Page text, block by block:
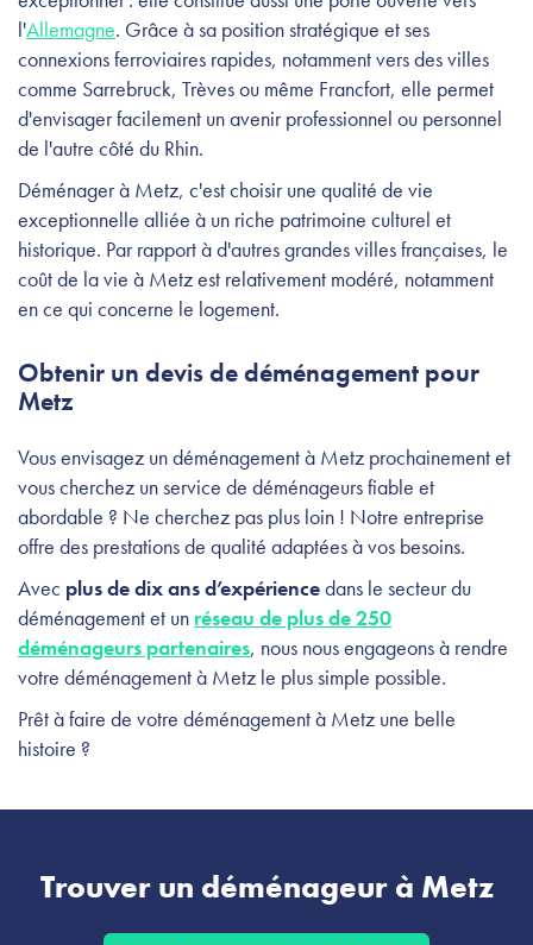
l'Allemagne. Grâce à sa position stratégique et ses
connexions ferroviaires rapides, notamment vers des villes
comme Sarrebruck, Trèves ou même Francfort, elle permet
d'envisager facilement un avenir professionnel ou personnel
de l'autre côté du Rhin.
Déménager à Metz, c'est choisir une qualité de vie
exceptionnelle alliée à un riche patrimoine culturel et
historique. Par rapport à d'autres grandes villes françaises, le
coût de la vie à Metz est relativement modéré, notamment
en ce qui concerne le logement.
Obtenir un devis de déménagement pour
Metz
Vous envisagez un déménagement à Metz prochainement et
vous cherchez un service de déménageurs fiable et
abordable ? Ne cherchez pas plus loin ! Notre entreprise
offre des prestations de qualité adaptées à vos besoins.
Avec plus de dix ans d’expériencedans le secteur du
déménagement et un réseau de plus de 250
déménageurs partenaires, nous nous engageons à rendre
votre déménagement à Metz le plus simple possible.
Prêt à faire de votre déménagement à Metz une belle
histoire ?
Trouver un déménageur à Metz